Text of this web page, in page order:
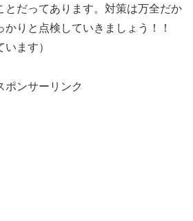
とだってあります。対策は万全だか
かりと点検していきましょう！！
います）
ポンサーリンク